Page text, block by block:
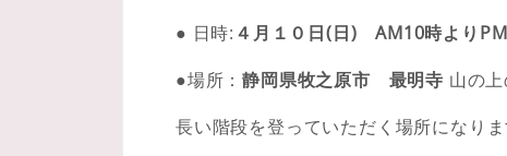
● 日時: ４月１０日(日) AM10時より
●場所：静岡県牧之原市 最明寺 山の
長い階段を登っていただく場所になりま